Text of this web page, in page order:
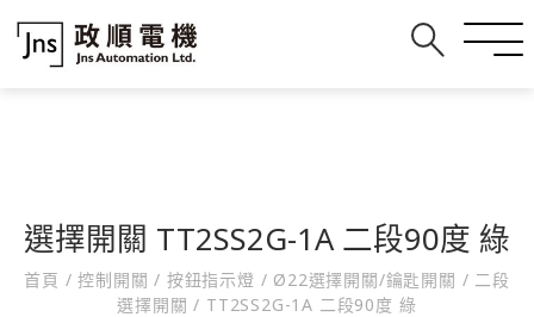
選擇開關 TT2SS2G-1A 二段90度 綠
首頁 / 控制開關/ 按鈕指示燈 / Ø22選擇開關/鑰匙開關 / 二段
選擇開關/ TT2SS2G-1A 二段90度 綠